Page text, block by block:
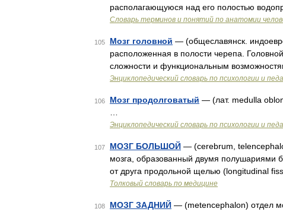
располагающуюся над его полостью
Словарь терминов и понятий по анатомии
105 Мозг головной — (общеславянск.
расположенная в полости черепа.
сложности и функциональным
Энциклопедический словарь по психологии и
106 Мозг продолговатый — (лат. medulla
Энциклопедический словарь по психологии и
107 МОЗГ БОЛЬШОЙ — (cerebrum,
мозга, образованный двумя полушариями
от друга продольной щелью (longitudinal
Толковый словарь по медицине
108 МОЗГ ЗАДНИЙ — (metencephalon) отдел